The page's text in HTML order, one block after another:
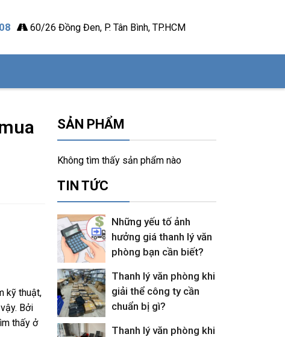
60/26 Đồng Đen, P. Tân Bình, TP.HCM
kỹ thuật,
Bởi
thấy ở
SẢN PHẨM
Không tìm thấy sản phẩm nào
TIN TỨC
Những yếu tố ảnh
hưởng giá thanh lý văn
phòng bạn cần biết?
Thanh lý văn phòng khi
giải thể công ty cần
chuẩn bị gì?
Thanh lý văn phòng khi